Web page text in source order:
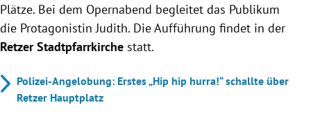
Plätze. Bei dem Opernabend begleitet das Publikum
die Protagonistin Judith. Die Aufführung findet in der
Retzer Stadtpfarrkirche statt.
Polizei-Angelobung: Erstes „Hip hip hurra!“ schallte über
Retzer Hauptplatz